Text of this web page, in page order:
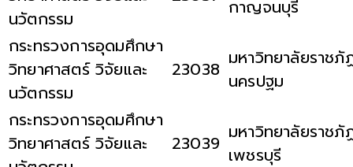
นวัตกรรม
กาญจนบุรี
กระทรวงการอุดมศึกษา
วิทยาศาสตร์ วิจัยและ
นวัตกรรม
23038 มหาวิทยาลัยราชภั
นครปฐม
กระทรวงการอุดมศึกษา
วิทยาศาสตร์ วิจัยและ
23039 มหาวิทยาลัยราชภั
เพชรบุรี